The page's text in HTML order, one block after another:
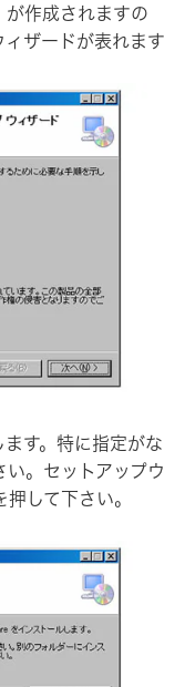
作成されますの
ザードが表れます
す。特に指定がな
。セットアップウ
して下さい。